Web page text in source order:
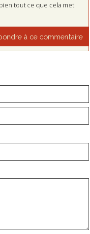
tout ce que cela met
à ce commentaire